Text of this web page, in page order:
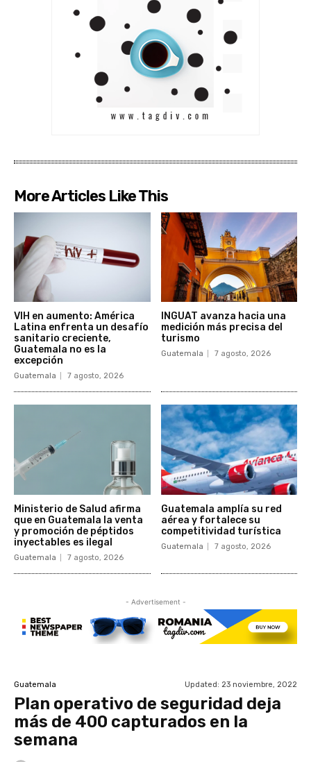
More Articles Like This
VIH en aumento: América
Latina enfrenta un desafío
sanitario creciente,
Guatemala no es la
excepción
Guatemala 7 agosto, 2026
INGUAT avanza hacia una
medición más precisa del
turismo
Guatemala 7 agosto, 2026
Ministerio de Salud afirma
que en Guatemala la venta
y promoción de péptidos
inyectables es ilegal
Guatemala 7 agosto, 2026
Guatemala amplía su red
aérea y fortalece su
competitividad turística
Guatemala 7 agosto, 2026
- Advertisement -